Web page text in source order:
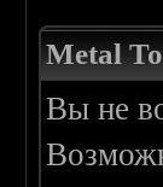
Metal
Вы не